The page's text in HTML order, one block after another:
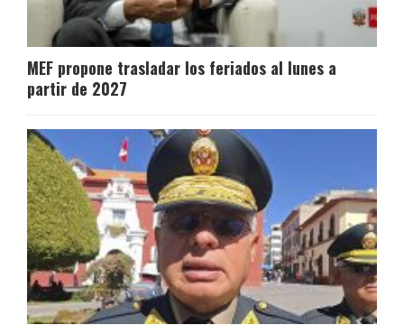
MEF propone trasladar los feriados al lunes a
partir de 2027